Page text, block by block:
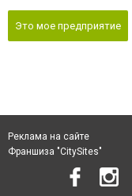
Это мое предприятие
Реклама на сайте
Франшиза "CitySites"